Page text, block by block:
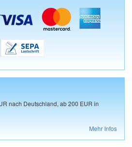
nach Deutschland, ab 200 EUR in
Mehr Infos